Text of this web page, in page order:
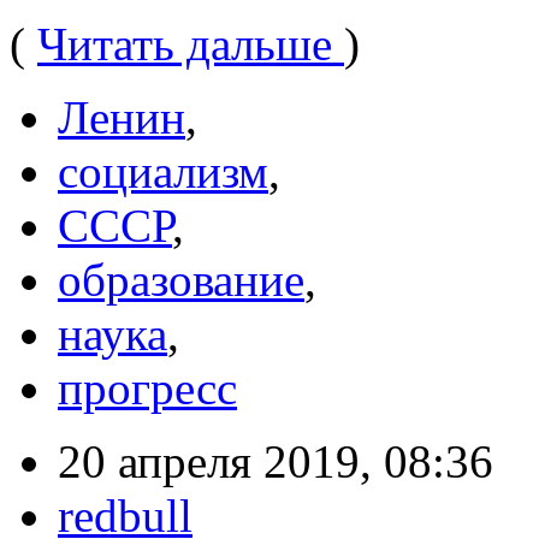
( Читать дальше )
Ленин,
социализм,
СССР,
образование,
наука,
прогресс
20 апреля 2019, 08:36
redbull